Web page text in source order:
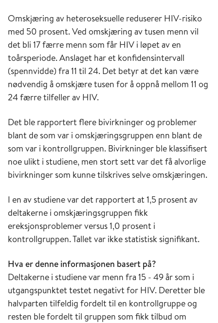
Omskjæring av heteroseksuelle reduserer HIV-risiko
med 50 prosent. Ved omskjæring av tusen menn vil
det bli 17 færre menn som får HIV i løpet av en
toårsperiode. Anslaget har et konfidensintervall
(spennvidde) fra 11 til 24. Det betyr at det kan være
nødvendig å omskjære tusen for å oppnå mellom 11 og
24 færre tilfeller av HIV.
Det ble rapportert flere bivirkninger og problemer
blant de som var i omskjæringsgruppen enn blant de
som var i kontrollgruppen. Bivirkninger ble klassifisert
noe ulikt i studiene, men stort sett var det få alvorlige
bivirkninger som kunne tilskrives selve omskjæringen.
I en av studiene var det rapportert at 1,5 prosent av
deltakerne i omskjæringsgruppen fikk
ereksjonsproblemer versus 1,0 prosent i
kontrollgruppen. Tallet var ikke statistisk signifikant.
Hva er denne informasjonen basert på?
Deltakerne i studiene var menn fra 15 - 49 år som i
utgangspunktet testet negativt for HIV. Deretter ble
halvparten tilfeldig fordelt til en kontrollgruppe og
resten ble fordelt til gruppen som fikk tilbud om